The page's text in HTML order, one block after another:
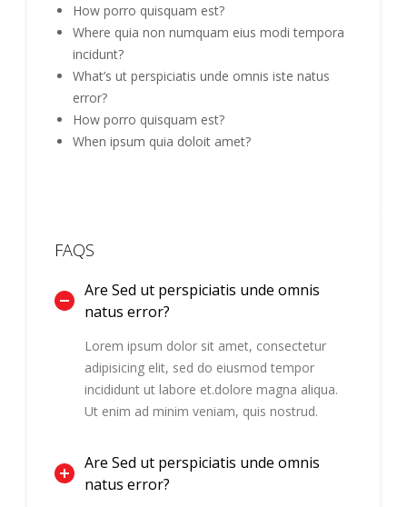
How porro quisquam est?
Where quia non numquam eius modi tempora
incidunt?
What’s ut perspiciatis unde omnis iste natus
error?
How porro quisquam est?
When ipsum quia doloit amet?
FAQS
Are Sed ut perspiciatis unde omnis
natus error?
Lorem ipsum dolor sit amet, consectetur
adipisicing elit, sed do eiusmod tempor
incididunt ut labore et.dolore magna aliqua.
Ut enim ad minim veniam, quis nostrud.
Are Sed ut perspiciatis unde omnis
natus error?